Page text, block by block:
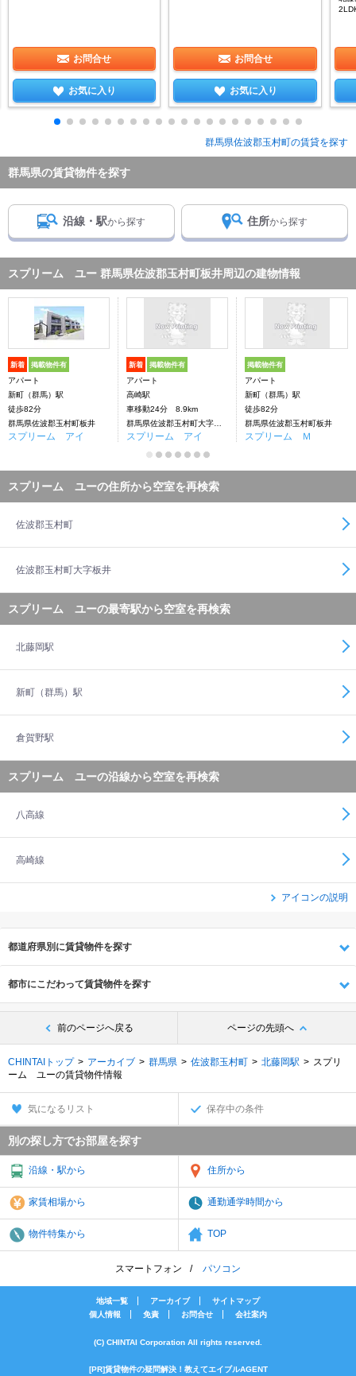
お問合せ
お気に入り
お問合せ
お気に入り
群馬県佐波郡玉村町の賃貸を探す
群馬県の賃貸物件を探す
沿線・駅から探す 住所から探す
スプリーム ユー 群馬県佐波郡玉村町板井周辺の建物情報
新着 掲載物件有
アパート
新町（群馬）駅
徒歩82分
群馬県佐波郡玉村町板井
スプリーム アイ
新着 掲載物件有
アパート
高崎駅
車移動24分 8.9km
スプリーム アイ
掲載物件有
アパート
新町（群馬）駅
徒歩82分
群馬県佐波郡玉村町板井
スプリーム Ｍ
スプリーム ユーの住所から空室を再検索
佐波郡玉村町
佐波郡玉村町大字板井
スプリーム ユーの最寄駅から空室を再検索
北藤岡駅
新町（群馬）駅
倉賀野駅
スプリーム ユーの沿線から空室を再検索
八高線
高崎線
アイコンの説明
都道府県別に賃貸物件を探す
都市にこだわって賃貸物件を探す
前のページへ戻る ページの先頭へ
CHINTAIトップ アーカイブ 群馬県 佐波郡玉村町 北藤岡駅
スプリ
ーム ユーの賃貸物件情報
気になるリスト 保存中の条件
別の探し方でお部屋を探す
沿線・駅から 住所から
家賃相場から 通勤通学時間から
物件特集から TOP
スマートフォン パソコン
地域一覧 アーカイブ
サイトマップ
個人情報
免責 お問合せ 会社案内
(C) CHINTAI Corporation All rights reserved.
[PR]賃貸物件の疑問解決！教えてエイブルAGENT